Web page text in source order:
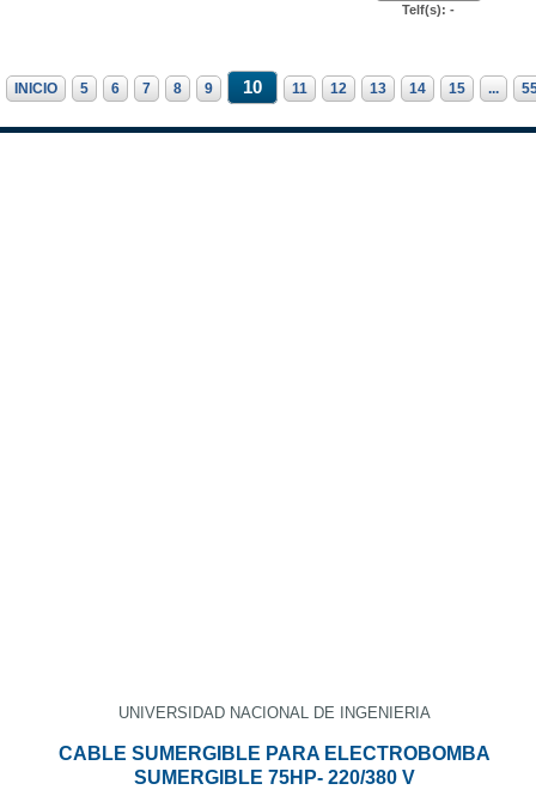
Telf(s): -
INICIO 5 6 7 8 9 10 11 12 13 14 15 ...
UNIVERSIDAD NACIONAL DE INGENIERIA
CABLE SUMERGIBLE PARA ELECTROBOMBA
SUMERGIBLE 75HP- 220/380 V